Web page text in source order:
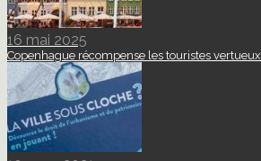
16 mai 2025
Copenhague récompense les touristes vertueux